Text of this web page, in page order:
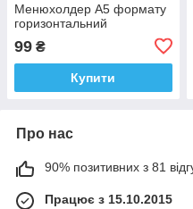
Менюхолдер А5 формату
горизонтальний
99 ₴
Купити
Про нас
90% позитивних з 81
Працює з 15.10.2015